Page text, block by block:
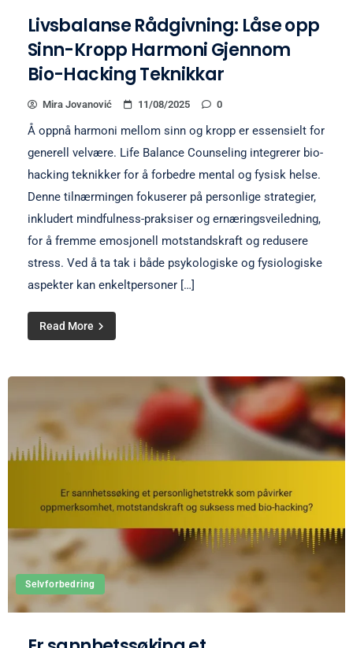
Livsbalanse Rådgivning: Låse opp
Sinn-Kropp Harmoni Gjennom
Bio-Hacking Teknikkar
Mira Jovanović 11/08/2025 0
Å oppnå harmoni mellom sinn og kropp er essensielt for
generell velvære. Life Balance Counseling integrerer bio-
hacking teknikker for å forbedre mental og fysisk helse.
Denne tilnærmingen fokuserer på personlige strategier,
inkludert mindfulness-praksiser og ernæringsveiledning,
for å fremme emosjonell motstandskraft og redusere
stress. Ved å ta tak i både psykologiske og fysiologiske
aspekter kan enkeltpersoner […]
Read More
Selvforbedring